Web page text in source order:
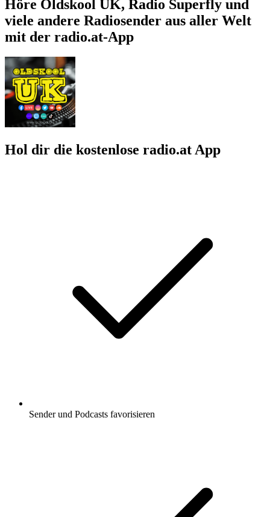
Höre Oldskool UK, Radio Superfly und
viele andere Radiosender aus aller Welt
mit der radio.at-App
Hol dir die kostenlose radio.at App
Sender und Podcasts favorisieren